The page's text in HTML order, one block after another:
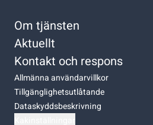
Om tjänsten
Aktuellt
Kontakt och respons
Allmänna användarvillkor
Tillgänglighetsutlåtande
Dataskyddsbeskrivning